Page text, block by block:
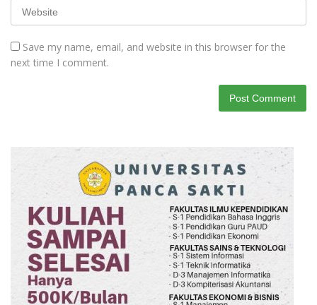
Save my name, email, and website in this browser for the
next time I comment.